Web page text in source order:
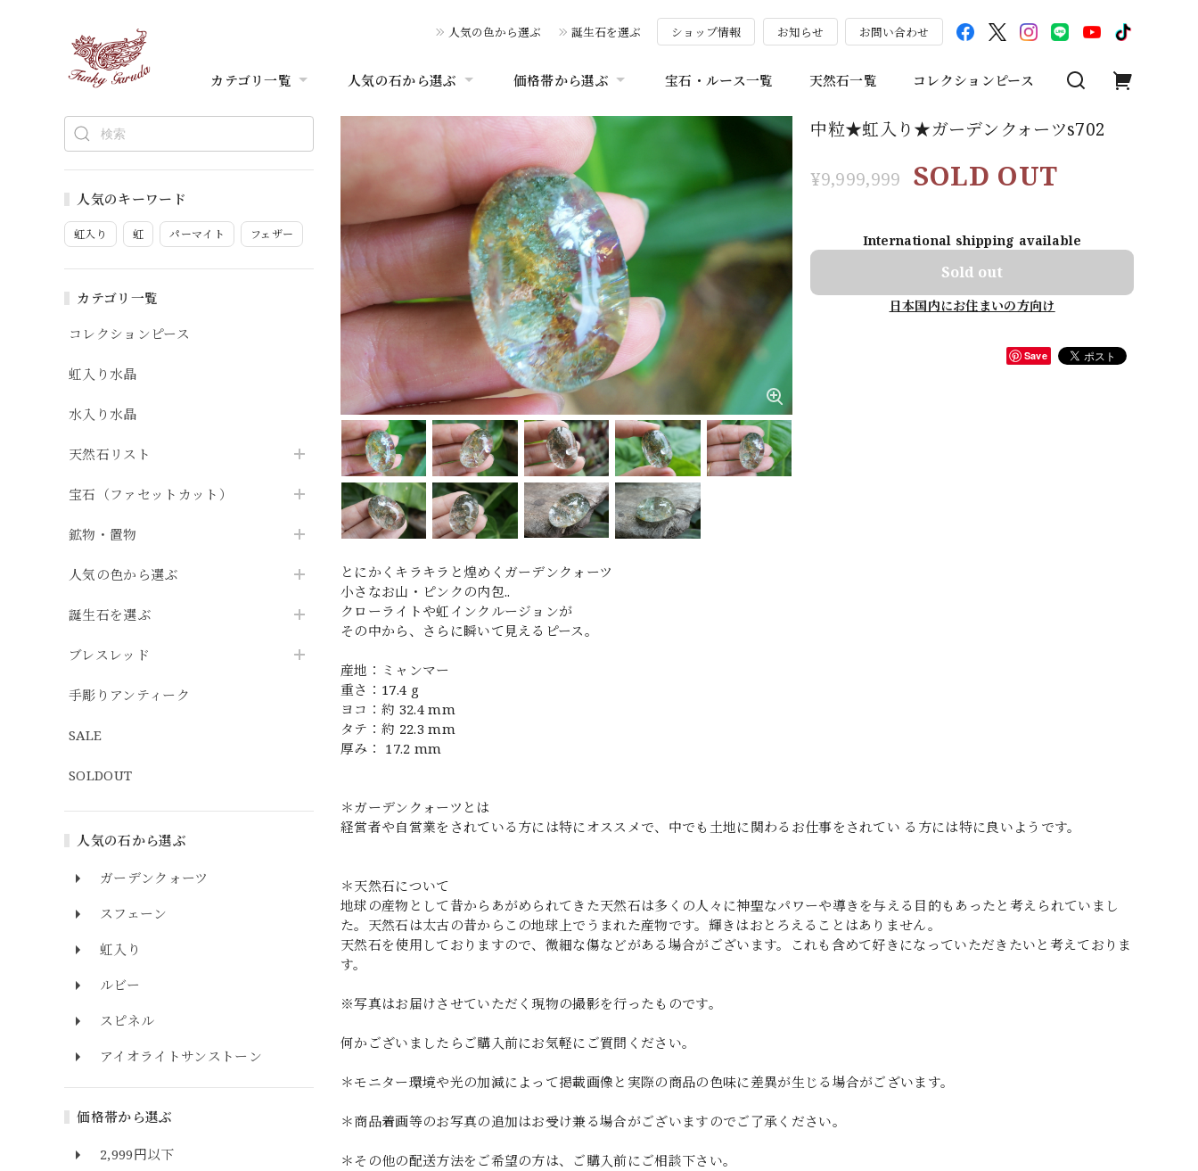
人気の色から選ぶ 誕生石を選ぶ ショップ情報 お知らせ お問い合わせ
カテゴリ一覧 人気の石から選ぶ 価格帯から選ぶ 宝石・ルース一覧 天然石一覧 コレクションピース
人気のキーワード
虹入り 虹 パーマイト フェザー
カテゴリ一覧
コレクションピース
虹入り水晶
水入り水晶
天然石リスト
宝石（ファセットカット）
鉱物・置物
人気の色から選ぶ
誕生石を選ぶ
ブレスレッド
手彫りアンティーク
SALE
SOLDOUT
人気の石から選ぶ
ガーデンクォーツ
スフェーン
虹入り
ルビー
スピネル
アイオライトサンストーン
価格帯から選ぶ
2,999円以下
中粒★虹入り★ガーデンクォーツs702
¥9,999,999 SOLD OUT
International shipping available
Sold out
日本国内にお住まいの方向け
Save
とにかくキラキラと煌めくガーデンクォーツ
小さなお山・ピンクの内包..
クローライトや虹インクルージョンが
その中から、さらに瞬いて見えるピース。
産地：ミャンマー
重さ：17.4 g
ヨコ：約 32.4 mm
タテ：約 22.3 mm
厚み： 17.2 mm
＊ガーデンクォーツとは
経営者や自営業をされている方には特にオススメで、中でも土地に関わるお仕事をされてい る方には特に良いようです。
＊天然石について
地球の産物として昔からあがめられてきた天然石は多くの人々に神聖なパワーや導きを与える目的もあったと考えられていまし
た。天然石は太古の昔からこの地球上でうまれた産物です。輝きはおとろえることはありません。
天然石を使用しておりますので、微細な傷などがある場合がございます。これも含めて好きになっていただきたいと考えておりま
す。
※写真はお届けさせていただく現物の撮影を行ったものです。
何かございましたらご購入前にお気軽にご質問ください。
＊モニター環境や光の加減によって掲載画像と実際の商品の色味に差異が生じる場合がございます。
＊商品着画等のお写真の追加はお受け兼る場合がございますのでご了承ください。
＊その他の配送方法をご希望の方は、ご購入前にご相談下さい。